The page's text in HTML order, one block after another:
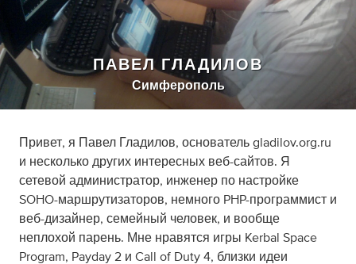
ПАВЕЛ ГЛАДИЛОВ
Симферополь
Привет, я Павел Гладилов, основатель gladilov.org.ru
и несколько других интересных веб-сайтов. Я
сетевой администратор, инженер по настройке
SOHO-маршрутизаторов, немного PHP-программист и
веб-дизайнер, семейный человек, и вообще
неплохой парень. Мне нравятся игры Kerbal Space
Program, Payday 2 и Call of Duty 4, близки идеи